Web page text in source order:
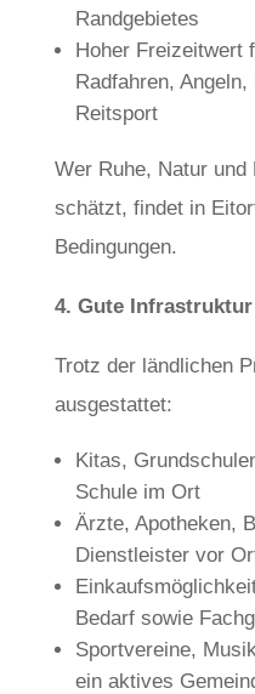
Randgebietes
Hoher Freizeitwert
Radfahren,
Reitsport
Wer Ruhe, Natur und
schätzt, findet in
Bedingungen.
4. Gute
Trotz der ländlichen
ausgestattet:
Kitas,
Schule im Ort
Ärzte, Apotheken,
Dienstleister vor
Bedarf sowie
Sportvereine,
ein aktives